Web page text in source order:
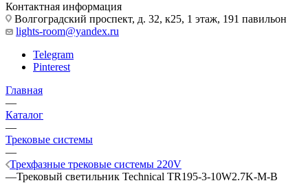
Контактная информация
Волгоградский проспект, д. 32, к25, 1 этаж, 191 павильон
lights-room@yandex.ru
Telegram
Pinterest
Главная
—
Каталог
—
Трековые системы
—
Трехфазные трековые системы 220V
—Трековый светильник Technical TR195-3-10W2.7K-M-B